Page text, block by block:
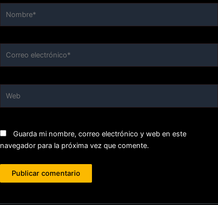
Guarda mi nombre, correo electrónico y web en este
navegador para la próxima vez que comente.